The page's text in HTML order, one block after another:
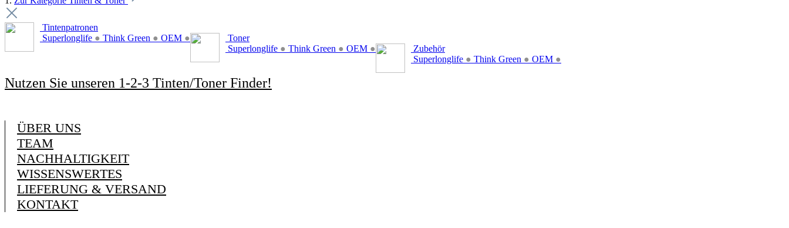
Tintenpatronen
Superlonglife ● Think Green ● OEM ●
Toner
Superlonglife ● Think Green ● OEM ●
Zubehör
Superlonglife ● Think Green ● OEM ●
Nutzen Sie unseren 1-2-3 Tinten/Toner Finder!
ÜBER UNS
TEAM
NACHHALTIGKEIT
WISSENSWERTES
LIEFERUNG & VERSAND
KONTAKT